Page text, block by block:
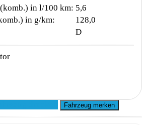
in l/100 km: 5,6
in g/km:
128,0
D
Fahrzeug merken